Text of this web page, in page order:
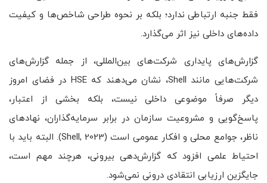
فقط جنبه ارتباطی ندارد؛ بلکه بر نحوه طراحی شاخص‌ها و کیفیت
داده‌های داخلی نیز اثر می‌گذارد.
گزارش‌های پایداری شرکت‌های بین‌المللی، از جمله گزارش‌های
شرکت‌هایی مانند Shell، نشان می‌دهند که HSE در فضای امروز
دیگر صرفاً موضوعی داخلی نیست، بلکه بخشی از اعتبار،
پاسخ‌گویی و مشروعیت سازمان در برابر سرمایه‌گذاران، نهادهای
ناظر، جوامع محلی و افکار عمومی است (Shell, 2023). البته باید با
احتیاط علمی افزود که گزارش‌دهی بیرونی، هرچند مهم است،
جایگزین ارزیابی انتقادی درونی نمی‌شود.